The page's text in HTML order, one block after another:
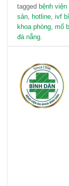
taggedbệnh viện
sản ,hotline ,ivf
khoa phòng ,mổ
đà nẵng